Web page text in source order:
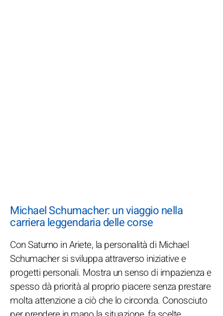
Michael Schumacher: un viaggio nella
carriera leggendaria delle corse
Con Saturno in Ariete, la personalità di Michael
Schumacher si sviluppa attraverso iniziative e
progetti personali. Mostra un senso di impazienza e
spesso dà priorità al proprio piacere senza prestare
molta attenzione a ciò che lo circonda. Conosciuto